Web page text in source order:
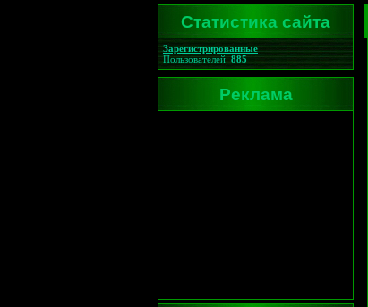
Статистика сайта
Зарегистрированные
Пользователей:885
Реклама